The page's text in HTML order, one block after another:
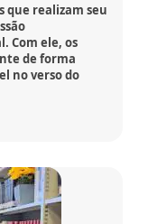
que realizam seu
Com ele, os
de forma
no verso do